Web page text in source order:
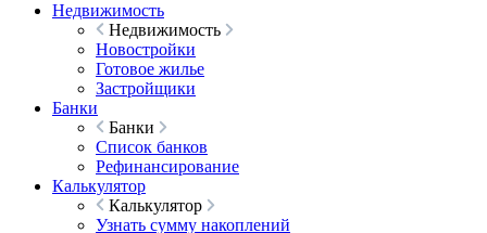
Недвижимость
Недвижимость
Новостройки
Готовое жилье
Застройщики
Банки
Банки
Список банков
Рефинансирование
Калькулятор
Калькулятор
Узнать сумму накоплений